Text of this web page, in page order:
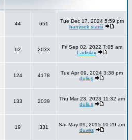
44 651
Tue Dec 17, 2024 5:59 pm
hanýsek starší
62 2033
Fri Sep 02, 2022 7:05 am
Ladislav
124 4178
Tue Apr 09, 2024 3:38 pm
dulius
133 2039
Thu Mar 23, 2023 11:32 am
dulius
19 331
Sat May 09, 2015 10:29 am
duves